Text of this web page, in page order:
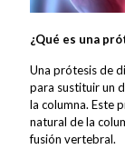
¿Qué es una
Una prótesis de
para sustituir un
la columna. Este
natural de la
fusión vertebral.